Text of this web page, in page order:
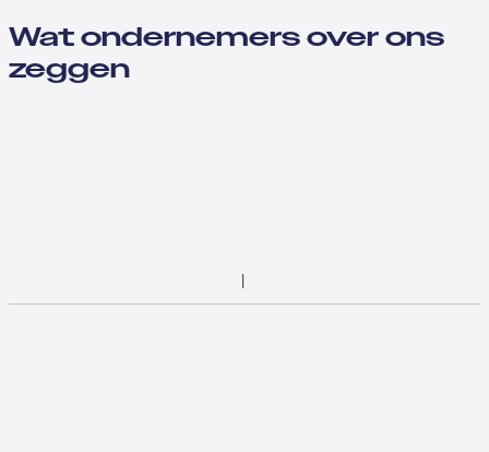
Wat ondernemers over ons
zeggen